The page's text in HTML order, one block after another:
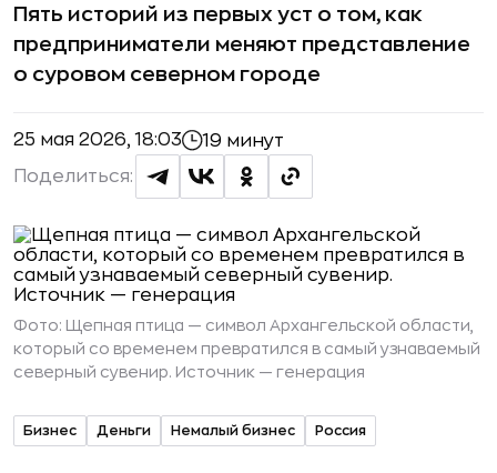
Пять историй из первых уст о том, как
предприниматели меняют представление
о суровом северном городе
25 мая 2026, 18:03 19 минут
Поделиться:
Фото:
Щепная птица — символ Архангельской области,
который со временем превратился в самый узнаваемый
северный сувенир. Источник — генерация
Бизнес Деньги Немалый бизнес Россия